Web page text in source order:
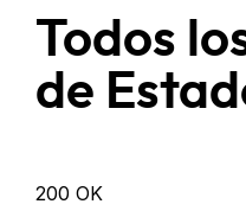
Todos
de
200 OK